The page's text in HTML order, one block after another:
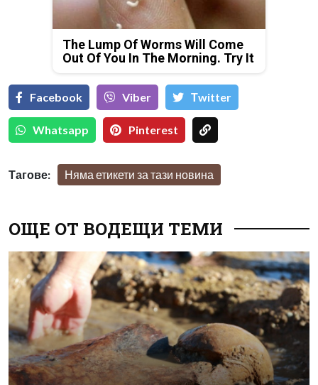
The Lump Of Worms Will Come
Out Of You In The Morning. Try It
Facebook Viber Тwitter
Whatsapp Pinterest
Тагове: Няма етикети за тази новина
ОЩЕ ОТ ВОДЕЩИ ТЕМИ